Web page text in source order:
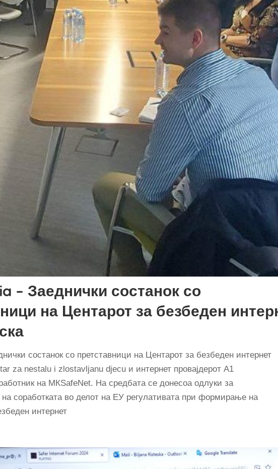
– Заеднички состанок со
на Центарот за безбеден
состанок со претставници на Центарот за безбеден интернет
za nestalu i zlostavljanu djecu и интернет провајдерот А1
на МКSafeNet. На средбата се донесоа одлуки за
соработката во делот на ЕУ регулативата при формирање на
интернет